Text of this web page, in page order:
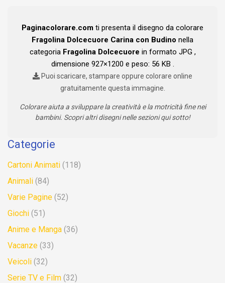
Paginacolorare.com ti presenta il disegno da colorare
Fragolina Dolcecuore Carina con Budino nella
categoria Fragolina Dolcecuore in formato JPG ,
dimensione 927×1200 e peso: 56 KB .
Puoi scaricare, stampare oppure colorare online
gratuitamente questa immagine.
Colorare aiuta a sviluppare la creatività e la motricità fine nei
bambini. Scopri altri disegni nelle sezioni qui sotto!
Categorie
Cartoni Animati (118)
Animali (84)
Varie Pagine (52)
Giochi (51)
Anime e Manga (36)
Vacanze (33)
Veicoli (32)
Serie TV e Film (32)